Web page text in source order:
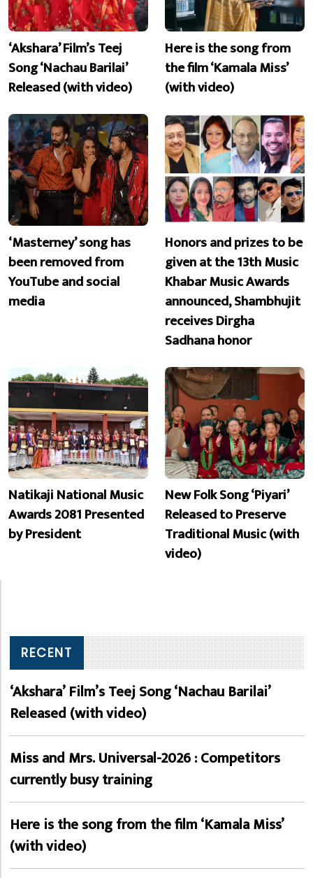
‘Akshara’ Film’s Teej
Song ‘Nachau Barilai’
Released (with video)
Here is the song from
the film ‘Kamala Miss’
(with video)
‘Masterney’ song has
been removed from
YouTube and social
media
Honors and prizes to be
given at the 13th Music
Khabar Music Awards
announced, Shambhujit
receives Dirgha
Sadhana honor
Natikaji National Music
Awards 2081 Presented
by President
New Folk Song ‘Piyari’
Released to Preserve
Traditional Music (with
video)
RECENT
‘Akshara’ Film’s Teej Song ‘Nachau Barilai’
Released (with video)
Miss and Mrs. Universal-2026 : Competitors
currently busy training
Here is the song from the film ‘Kamala Miss’
(with video)